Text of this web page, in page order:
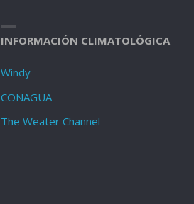
INFORMACIÓN CLIMATOLÓGICA
Windy
CONAGUA
The Weater Channel